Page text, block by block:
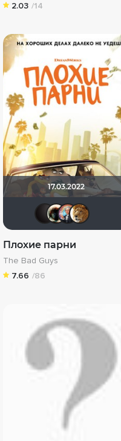
2.03 /14
17.03.2022
Плохие парни
The Bad Guys
7.66 /86